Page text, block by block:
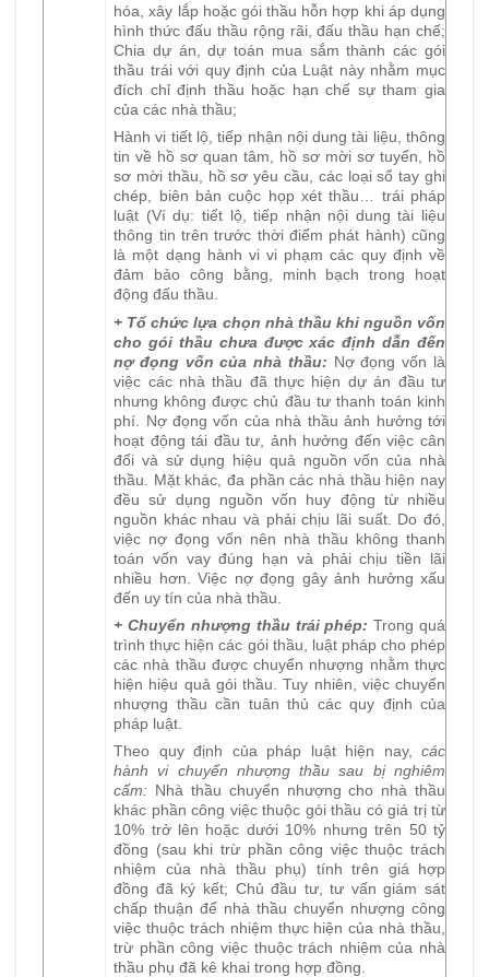
hóa, xây lắp hoặc gói thầu hỗn hợp khi áp dụng
hình thức đấu thầu rộng rãi, đấu thầu hạn chế;
Chia dự án, dự toán mua sắm thành các gói
thầu trái với quy định của Luật này nhằm mục
đích chỉ định thầu hoặc hạn chế sự tham gia
của các nhà thầu;
Hành vi tiết lộ, tiếp nhận nội dung tài liệu, thông
tin về hồ sơ quan tâm, hồ sơ mời sơ tuyển, hồ
sơ mời thầu, hồ sơ yêu cầu, các loại sổ tay ghi
chép, biên bản cuộc họp xét thầu… trái pháp
luật (Ví dụ: tiết lộ, tiếp nhận nội dung tài liệu
thông tin trên trước thời điểm phát hành) cũng
là một dạng hành vi vi phạm các quy định về
đảm bảo công bằng, minh bạch trong hoạt
động đấu thầu.
+ Tổ chức lựa chọn nhà thầu khi nguồn vốn
cho gói thầu chưa được xác định dẫn đến
nợ đọng vốn của nhà thầu: Nợ đọng vốn là
việc các nhà thầu đã thực hiện dự án đầu tư
nhưng không được chủ đầu tư thanh toán kinh
phí. Nợ đọng vốn của nhà thầu ảnh hưởng tới
hoạt động tái đầu tư, ảnh hưởng đến việc cân
đối và sử dụng hiệu quả nguồn vốn của nhà
thầu. Mặt khác, đa phần các nhà thầu hiện nay
đều sử dụng nguồn vốn huy động từ nhiều
nguồn khác nhau và phải chịu lãi suất. Do đó,
việc nợ đọng vốn nên nhà thầu không thanh
toán vốn vay đúng hạn và phải chịu tiền lãi
nhiều hơn. Việc nợ đọng gây ảnh hưởng xấu
đến uy tín của nhà thầu.
+ Chuyển nhượng thầu trái phép: Trong quá
trình thực hiện các gói thầu, luật pháp cho phép
các nhà thầu được chuyển nhượng nhằm thực
hiện hiệu quả gói thầu. Tuy nhiên, việc chuyển
nhượng thầu cần tuân thủ các quy định của
pháp luật.
Theo quy định của pháp luật hiện nay, các
hành vi chuyển nhượng thầu sau bị nghiêm
cấm: Nhà thầu chuyển nhượng cho nhà thầu
khác phần công việc thuộc gói thầu có giá trị từ
10% trở lên hoặc dưới 10% nhưng trên 50 tỷ
đồng (sau khi trừ phần công việc thuộc trách
nhiệm của nhà thầu phụ) tính trên giá hợp
đồng đã ký kết; Chủ đầu tư, tư vấn giám sát
chấp thuận để nhà thầu chuyển nhượng công
việc thuộc trách nhiệm thực hiện của nhà thầu,
trừ phần công việc thuộc trách nhiệm của nhà
thầu phụ đã kê khai trong hợp đồng.